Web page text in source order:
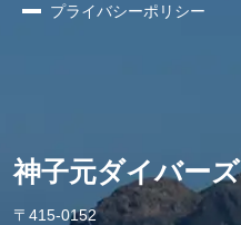
プライバシーポリシー
神子元ダイバーズ
〒415-0152